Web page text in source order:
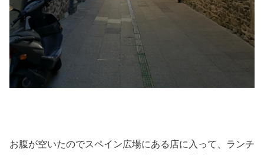
お腹が空いたのでスペイン広場にある店に入って、ランチ